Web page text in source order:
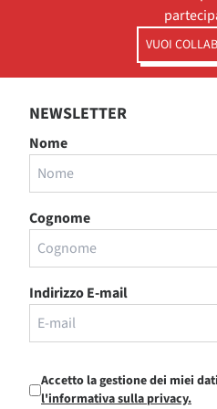
VUOI
NEWSLETTER
Nome
Cognome
Indirizzo E-mail
Accetto la gestione dei miei
l'informativa sulla privacy.